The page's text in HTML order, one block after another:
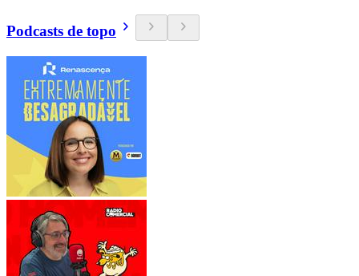
Podcasts de topo